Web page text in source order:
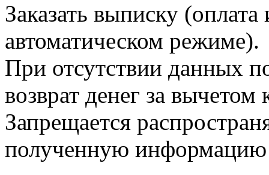
Заказать выписку
автоматическом режиме).
При отсутствии данных
возврат денег за
Запрещается
полученную информацию